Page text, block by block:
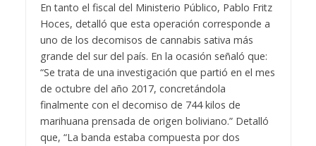
En tanto el fiscal del Ministerio Público, Pablo Fritz
Hoces, detalló que esta operación corresponde a
uno de los decomisos de cannabis sativa más
grande del sur del país. En la ocasión señaló que:
“Se trata de una investigación que partió en el mes
de octubre del año 2017, concretándola
finalmente con el decomiso de 744 kilos de
marihuana prensada de origen boliviano.” Detalló
que, “La banda estaba compuesta por dos